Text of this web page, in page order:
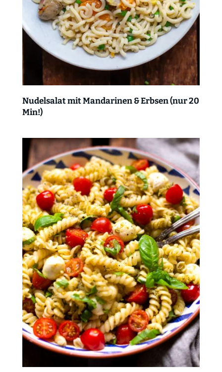
Nudelsalat mit Mandarinen & Erbsen (nur 20
Min!)